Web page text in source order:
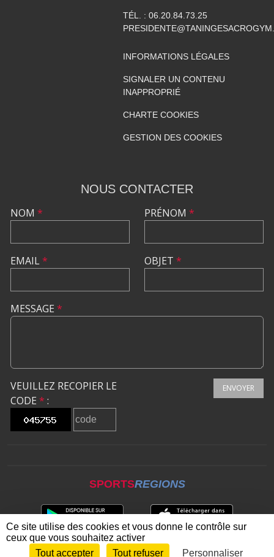
TÉL. : 06.20.84.73.25
INFORMATIONS LÉGALES
SIGNALER UN CONTENU
INAPPROPRIÉ
CHARTE COOKIES
GESTION DES COOKIES
NOUS CONTACTER
NOM *
EMAIL*
PRÉNOM *
OBJET *
MESSAGE *
VEUILLEZ RECOPIER LE
CODE * :
ENVOYER
SPORTSREGIONS
Envie de participer ? CONNEXION
Ce site utilise des cookies et vous donne le contrôle sur
ceux que vous souhaitez activer
Tout accepter
Tout refuser Personnaliser